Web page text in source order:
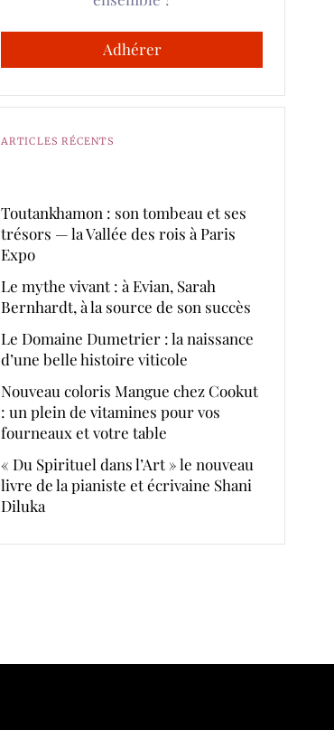
Adhérer
ARTICLES RÉCENTS
Toutankhamon : son tombeau et ses
trésors — la Vallée des rois à Paris
Expo
Le mythe vivant : à Evian, Sarah
Bernhardt, à la source de son succès
Le Domaine Dumetrier : la naissance
d’une belle histoire viticole
Nouveau coloris Mangue chez Cookut
: un plein de vitamines pour vos
fourneaux et votre table
« Du Spirituel dans l’Art » le nouveau
livre de la pianiste et écrivaine Shani
Diluka